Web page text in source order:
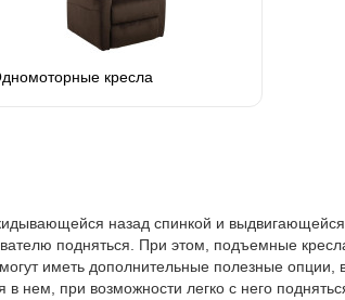
кресла
назад спинкой и
подняться. При этом, подъемные
иметь дополнительные полезные опции,
нем, при возможности легко с него